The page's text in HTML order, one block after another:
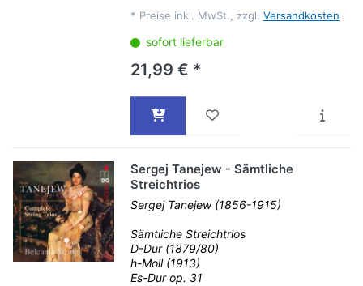
* Preise inkl. MwSt., zzgl. Versandkosten
sofort lieferbar
21,99 € *
Sergej Tanejew - Sämtliche
Streichtrios
Sergej Tanejew (1856-1915)
Sämtliche Streichtrios
D-Dur (1879/80)
h-Moll (1913)
Es-Dur op. 31